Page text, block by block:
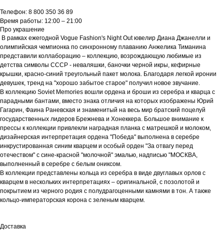
Телефон: 8 800 350 36 89
Время работы: 12:00 – 21:00
Про украшение
В рамках ежегодной Vogue Fashion's Night Out ювелир Диана Джанелли и
олимпийская чемпионка по синхронному плаванию Анжелика Тиманина
представили коллаборацию – коллекцию, возрождающую любимые из
детства символы СССР - неваляшки, баночки черной икры, кефирные
крышки, красно-синий треугольный пакет молока. Благодаря легкой иронии
девушек, тренд на "хорошо забытое старое" получил новое звучание.
В коллекцию Soviet Memories вошли ордена и броши из серебра и кварца с
парадными бантами, вместо знака отличия на которых изображены Юрий
Гагарин, Фаина Раневская и знаменитый на весь мир братский поцелуй
государственных лидеров Брежнева и Хонеккера. Большое внимание к
прессы к коллекции привлекли наградная планка с матрешкой и молоком,
дизайнерская интерпретация ордена "Победа" выполнена в серебре
инкрустированная синим кварцем и особый орден "За отвагу перед
отечеством" с сине-красной "молочной" эмалью, надписью "МОСКВА,
выполненный в серебре с белым ониксом.
В коллекции представлены кольца из серебра в виде двуглавых орлов с
кварцем в нескольких интерпретациях – оригинальной, с позолотой и
покрытием из черного родия с полудрагоценными камнями в тон. А также
кольцо-императорская корона с зеленым кварцем.
Доставка